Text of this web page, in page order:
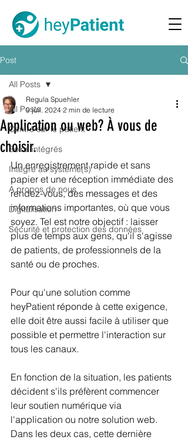
Post
All Posts
Centré sur le patient
Soins intégrés
Intégré au système(s)
A propos de nous
Digitalisation
Sécurité et protection des données
All Posts
Application ou web? À vous de
choisir.
Regula Spuehler
9 juil. 2024 2 min de lecture
Un enregistrement rapide et sans
papier et une réception immédiate des
rendez-vous, des messages et des
informations importantes, où que vous
soyez. Tel est notre objectif : laisser
plus de temps aux gens, qu'il s'agisse
de patients, de professionnels de la
santé ou de proches.
Pour qu'une solution comme
heyPatient réponde à cette exigence,
elle doit être aussi facile à utiliser que
possible et permettre l'interaction sur
tous les canaux.
En fonction de la situation, les patients
décident s'ils préfèrent commencer
leur soutien numérique via
l'application ou notre solution web.
Dans les deux cas, cette dernière